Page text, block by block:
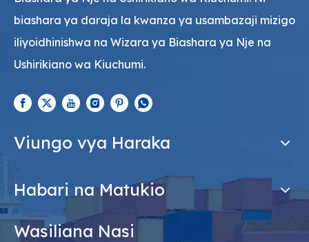
biashara ya daraja la kwanza ya usambazaji mizigo
iliyoidhinishwa na Wizara ya Biashara ya Nje na
Ushirikiano wa Kiuchumi.
Viungo vya Haraka
Habari na Matukio
Wasiliana Nasi